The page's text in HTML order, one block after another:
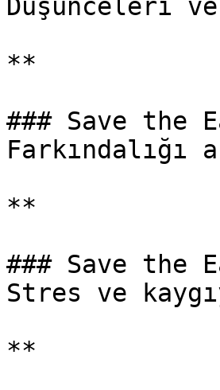
Düşünceleri
**
### Save the
Farkındalığı
**
### Save the
Stres ve
**